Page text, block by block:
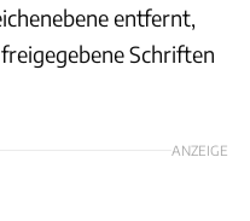
entfernt,
Schriften
ANZEIGE